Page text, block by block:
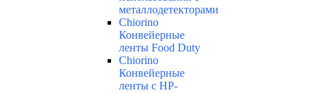
металлодетекторами
Chiorino
Конвейерные
ленты Food Duty
Chiorino
Конвейерные
ленты с НР-